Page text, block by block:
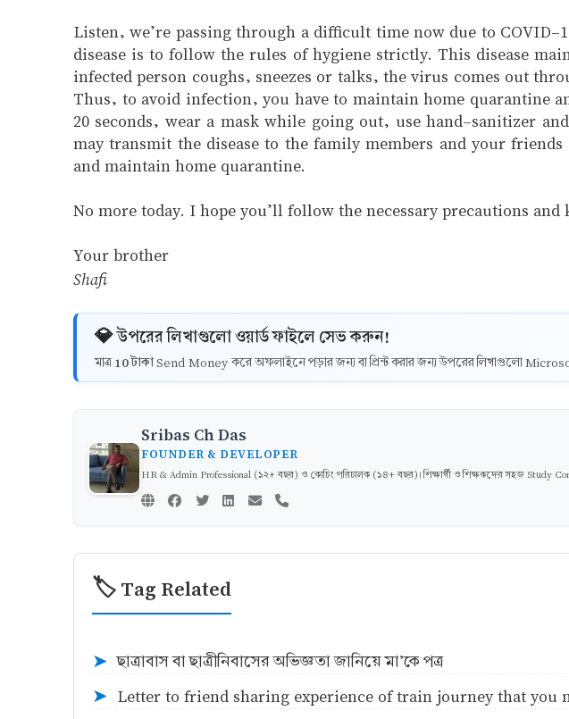
Listen, we’re passing through a difficult time now due to COVID-
disease is to follow the rules of hygiene strictly. This disease
infected person coughs, sneezes or talks, the virus comes out
Thus, to avoid infection, you have to maintain home quarantine
20 seconds, wear a mask while going out, use hand-sanitizer
may transmit the disease to the family members and your
and maintain home quarantine.
No more today. I hope you’ll follow the necessary precautions
Your brother
Shafi
💎 উপরের লিখাগুলো ওয়ার্ড ফাইলে সেভ করুন!
মাত্র 10 টাকাSend Money করে অফলাইনে পড়ার জন্য বা প্রিন্ট করার জন্য উপরের লিখাগুলো
Sribas Ch Das
FOUNDER & DEVELOPER
HR & Admin Professional (১২+ বছর) ও কোচিং পরিচালক (১৪+ বছর)। শিক্ষার্থী ও শিক্ষকদের সহজ Study
🏷️ Tag Related
➤ ছাত্রাবাস বা ছাত্রীনিবাসের অভিজ্ঞতা জানিয়ে মা’কে পত্র
➤ Letter to friend sharing experience of train journey that you